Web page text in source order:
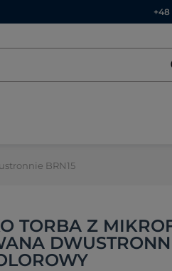
+48
BRN15
TORBA Z